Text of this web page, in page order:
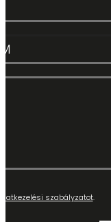
szabályzatot.